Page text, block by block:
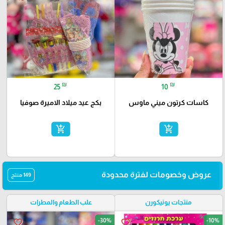
10 ₪
كاسات كرتون ميني ماوس
add_shopping_cart
25 ₪
بكج عيد ميلاد الاميرة صوفيا
add_shopping_cart
عروض وخصومات لفترة محدودة 149 منتج
منتجات يونيكورن
favorite_border -10%
علب الطعام والمطرات
favorite_border -30%